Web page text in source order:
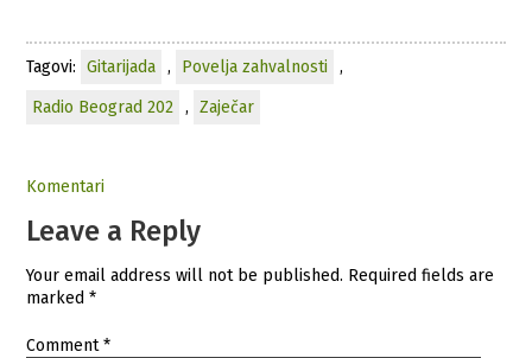
Tagovi: Gitarijada , Povelja zahvalnosti
,
Radio Beograd 202
, Zaječar
Komentari
Leave a Reply
Your email address will not be published. Required fields are
marked*
Comment*